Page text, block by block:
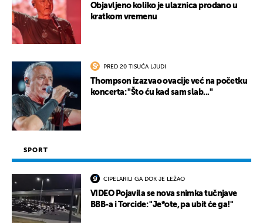
Objavljeno koliko je ulaznica prodano u
kratkom vremenu
PRED 20 TISUĆA LJUDI
Thompson izazvao ovacije već na početku
koncerta: "Što ću kad sam slab..."
SPORT
CIPELARILI GA DOK JE LEŽAO
VIDEO Pojavila se nova snimka tučnjave
BBB-a i Torcide: "Je*ote, pa ubit će ga!"